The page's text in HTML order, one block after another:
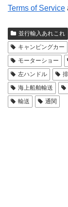
Terms of Service
並行輸入あれこれ
キャンピングカー
モーターショー
左ハンドル
海上船舶輸送
輸送
通関